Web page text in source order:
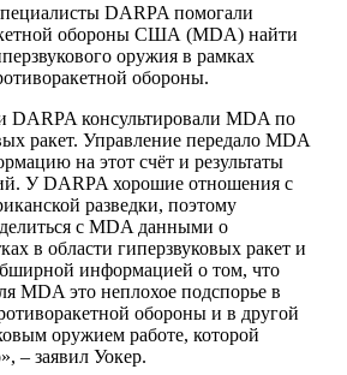
DARPA помогали
обороны США (MDA) найти
оружия в рамках
обороны.
DARPA консультировали MDA по
ракет. Управление передало MDA
на этот счёт и результаты
У DARPA хорошие отношения с
разведки, поэтому
с MDA данными о
в области гиперзвуковых ракет и
информацией о том, что
MDA это неплохое подспорье в
обороны и в другой
оружием работе, которой
– заявил Уокер.